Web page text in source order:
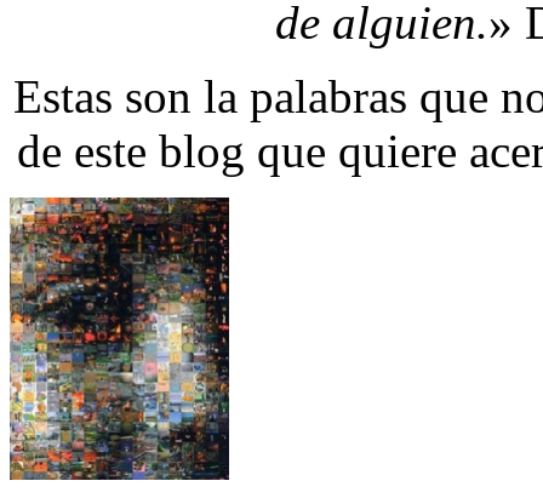
de alguien.»
Estas son la palabras que
de este blog que quiere